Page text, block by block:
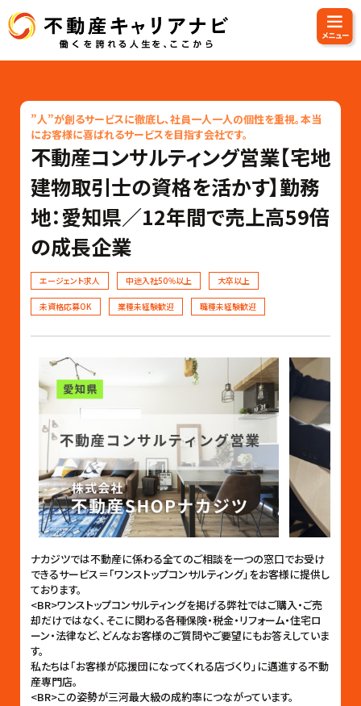
”人”が創るサービスに徹底し、社員一人一人の個性を重視。本当
にお客様に喜ばれるサービスを目指す会社です。
不動産コンサルティング営業【宅地
建物取引士の資格を活かす】勤務
地：愛知県／12年間で売上高59倍
の成長企業
エージェント求人 中途入社50％以上 大卒以上
未資格応募OK 業種未経験歓迎 職種未経験歓迎
ナカジツでは不動産に係わる全てのご相談を一つの窓口でお受け
できるサービス＝「ワンストップコンサルティング」をお客様に提供し
ております。
<BR>ワンストップコンサルティングを掲げる弊社ではご購入・ご売
却だけではなく、そこに関わる各種保険・税金・リフォーム・住宅ロ
ーン・法律など、どんなお客様のご質問やご要望にもお答えしていま
す。
私たちは「お客様が応援団になってくれる店づくり」に邁進する不動
産専門店。
<BR>この姿勢が三河最大級の成約率につながっています。